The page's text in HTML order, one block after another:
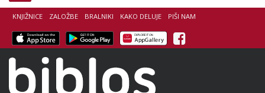
KNJIŽNICE ZALOŽBE BRALNIKI KAKO DELUJE PIŠI NAM
Facebook